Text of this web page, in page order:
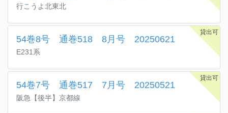
行こうよ北東北
貸出可
54巻8号 通巻518 8月号 20250621
E231系
貸出可
54巻7号 通巻517 7月号 20250521
阪急【後半】京都線